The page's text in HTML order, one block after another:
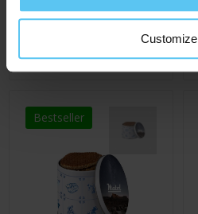
Customize
Bestseller